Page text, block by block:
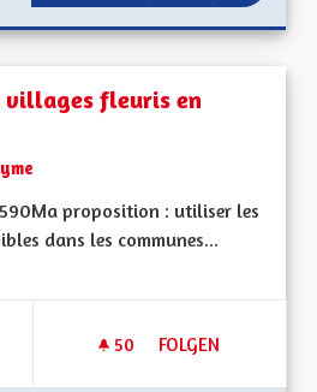
villages fleuris en
proposition : utiliser les
dans les communes...
50 50 FOLLOWER
FOLGEN
TRANSFORMER